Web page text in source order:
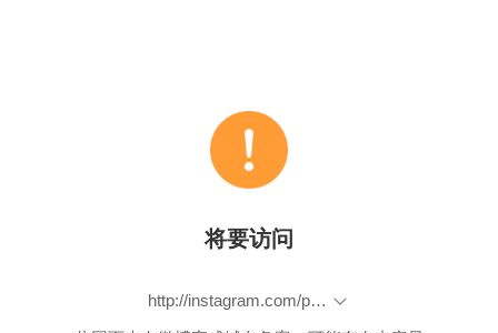
将要访问
http://instagram.com/p/plgefGKLeU/